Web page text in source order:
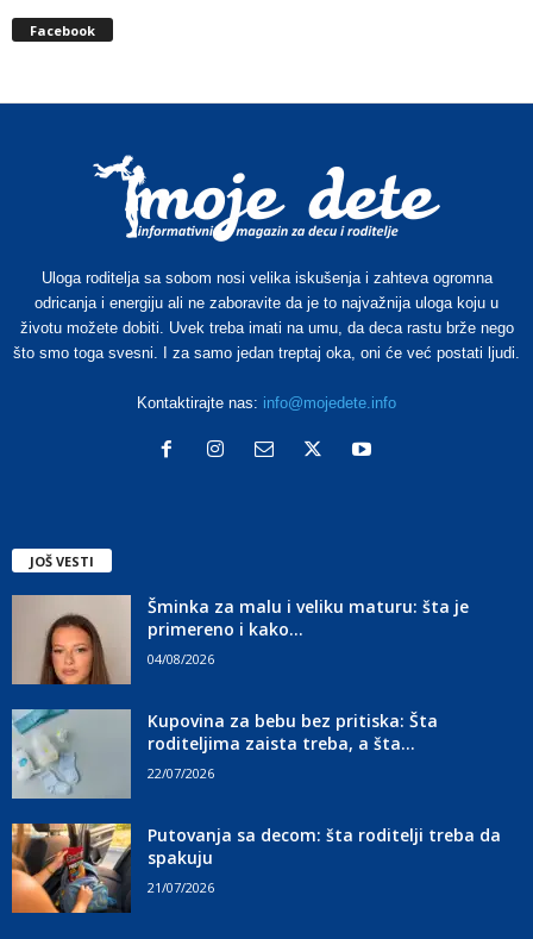
Facebook
Uloga roditelja sa sobom nosi velika iskušenja i zahteva ogromna
odricanja i energiju ali ne zaboravite da je to najvažnija uloga koju u
životu možete dobiti. Uvek treba imati na umu, da deca rastu brže nego
što smo toga svesni. I za samo jedan treptaj oka, oni će već postati ljudi.
Kontaktirajte nas: info@mojedete.info
JOŠ VESTI
Šminka za malu i veliku maturu: šta je
primereno i kako...
04/08/2026
Kupovina za bebu bez pritiska: Šta
roditeljima zaista treba, a šta...
22/07/2026
Putovanja sa decom: šta roditelji treba da
spakuju
21/07/2026